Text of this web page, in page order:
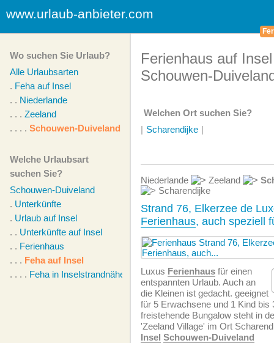
www.urlaub-anbieter.com
Wo suchen Sie Urlaub?
Alle Urlaubsarten
. Feha auf Insel
. . Niederlande
. . . Zeeland
. . . . Schouwen-Duiveland
Welche Urlaubsart
suchen Sie?
Schouwen-Duiveland
. Unterkünfte
. Urlaub auf Insel
. . Unterkünfte auf Insel
. . Ferienhaus
. . . Feha auf Insel
. . . . Feha in Inselstrandnähe
Ferienhaus auf
Schouwen-
Welchen Ort suchen Sie?
| Scharendijke |
Niederlande Zeeland
Scharendijke
Strand 76, Elkerzee de
Ferienhaus, auch speziell
Luxus Ferienhaus für einen
entspannten Urlaub. Auch an
die Kleinen ist gedacht. geeignet
für 5 Erwachsene und 1 Kind bis
freistehende Bungalow steht in
'Zeeland Village' im Ort
Insel Schouwen-Duiveland